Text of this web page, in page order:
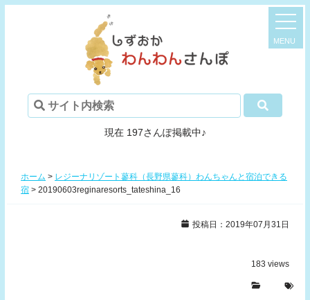
現在 197さんぽ掲載中♪
ホーム > レジーナリゾート蓼科（長野県蓼科）わんちゃんと宿泊できる
宿 > 20190603reginaresorts_tateshina_16
投稿日：2019年07月31日
183 views